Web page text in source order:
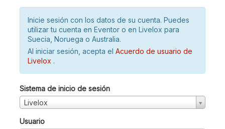
Inicie sesión con los datos de su cuenta. Puedes
utilizar tu cuenta en Eventor o en Livelox para
Suecia, Noruega o Australia.
Al iniciar sesión, acepta el Acuerdo de usuario de
Livelox .
Sistema de inicio de sesión
Livelox
Usuario